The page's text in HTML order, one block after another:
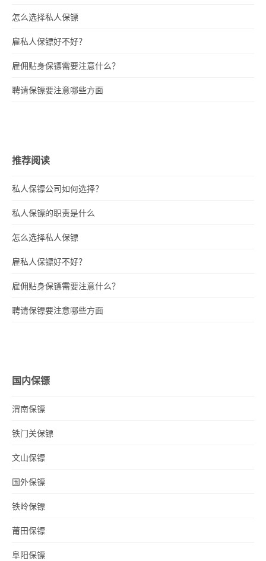
怎么选择私人保镖
雇私人保镖好不好？
雇佣贴身保镖需要注意什么？
聘请保镖要注意哪些方面
推荐阅读
私人保镖公司如何选择？
私人保镖的职责是什么
怎么选择私人保镖
雇私人保镖好不好？
雇佣贴身保镖需要注意什么？
聘请保镖要注意哪些方面
国内保镖
渭南保镖
铁门关保镖
文山保镖
国外保镖
铁岭保镖
莆田保镖
阜阳保镖